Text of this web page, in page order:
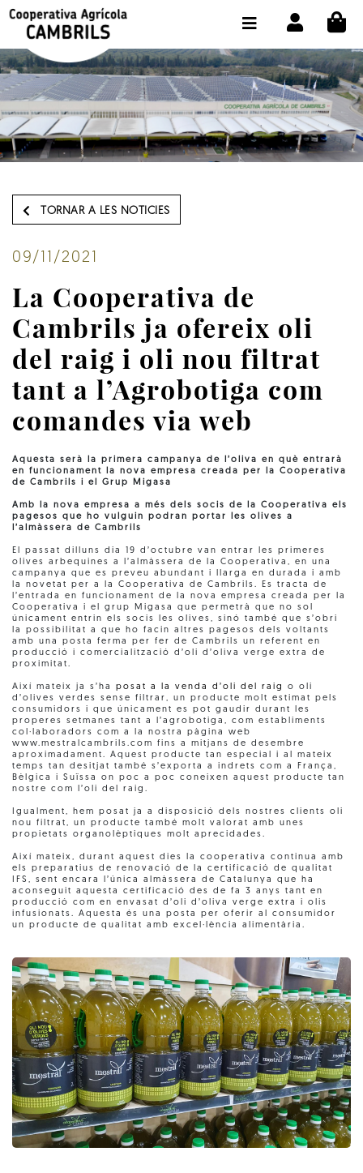
TORNAR A LES NOTICIES
09/11/2021
La Cooperativa de
Cambrils ja ofereix oli
del raig i oli nou filtrat
tant a l’Agrobotiga com
comandes via web
Aquesta serà la primera campanya de l’oliva en què entrarà
en funcionament la nova empresa creada per la Cooperativa
de Cambrils i el Grup Migasa
Amb la nova empresa a més dels socis de la Cooperativa els
pagesos que ho vulguin podran portar les olives a
l’almàssera de Cambrils
El passat dilluns dia 19 d’octubre van entrar les primeres
olives arbequines a l’almàssera de la Cooperativa, en una
campanya que es preveu abundant i llarga en durada i amb
la novetat per a la Cooperativa de Cambrils. Es tracta de
l’entrada en funcionament de la nova empresa creada per la
Cooperativa i el grup Migasa que permetrà que no sol
únicament entrin els socis les olives, sinó també que s’obri
la possibilitat a que ho facin altres pagesos dels voltants
amb una posta ferma per fer de Cambrils un referent en
producció i comercialització d’oli d’oliva verge extra de
proximitat.
Així mateix ja s’ha posat a la venda d’oli del raig
o oli
d’olives verdes sense filtrar, un producte molt estimat pels
consumidors i que únicament es pot gaudir durant les
properes setmanes tant a l’agrobotiga, com establiments
col·laboradors com a la nostra pàgina web
www.mestralcambrils.com fins a mitjans de desembre
aproximadament. Aquest producte tan especial i al mateix
temps tan desitjat també s’exporta a indrets com a França,
Bèlgica i Suïssa on poc a poc coneixen aquest producte tan
nostre com l’oli del raig.
Igualment, hem posat ja a disposició dels nostres clients oli
nou filtrat, un producte també molt valorat amb unes
propietats organolèptiques molt aprecidades.
Així mateix, durant aquest dies la cooperativa continua amb
els preparatius de renovació de la certificació de qualitat
IFS, sent encara l’única almàssera de Catalunya que ha
aconseguit aquesta certificació des de fa 3 anys tant en
producció com en envasat d’oli d’oliva verge extra i olis
infusionats. Aquesta és una posta per oferir al consumidor
un producte de qualitat amb excel·lència alimentària.
BOTIGA COMPRA ONLINE
LA COOPERATIVA
OLEOTOUR
PRODUCTES
EL NOSTRE OLI
SELECCIONAR IDIOMA: